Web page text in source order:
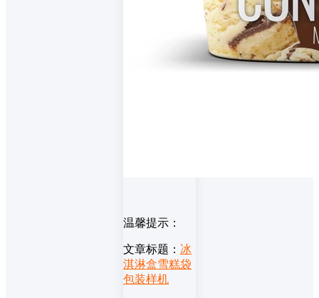
温馨提示：
文章标题： 冰
淇淋盒雪糕袋
包装样机